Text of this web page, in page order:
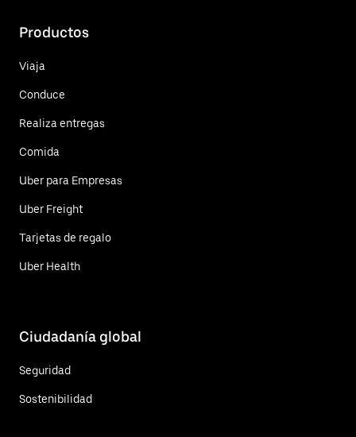
Productos
Viaja
Conduce
Realiza entregas
Comida
Uber para Empresas
Uber Freight
Tarjetas de regalo
Uber Health
Ciudadanía global
Seguridad
Sostenibilidad